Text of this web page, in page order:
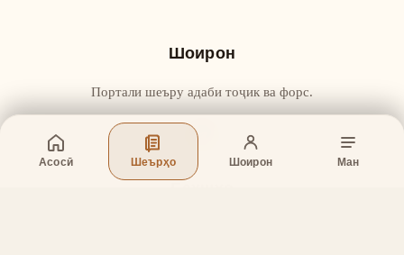
Асосӣ Шеърҳо Шоирон Ман
Шоирон
Портали шеъру адаби тоҷик ва форс.